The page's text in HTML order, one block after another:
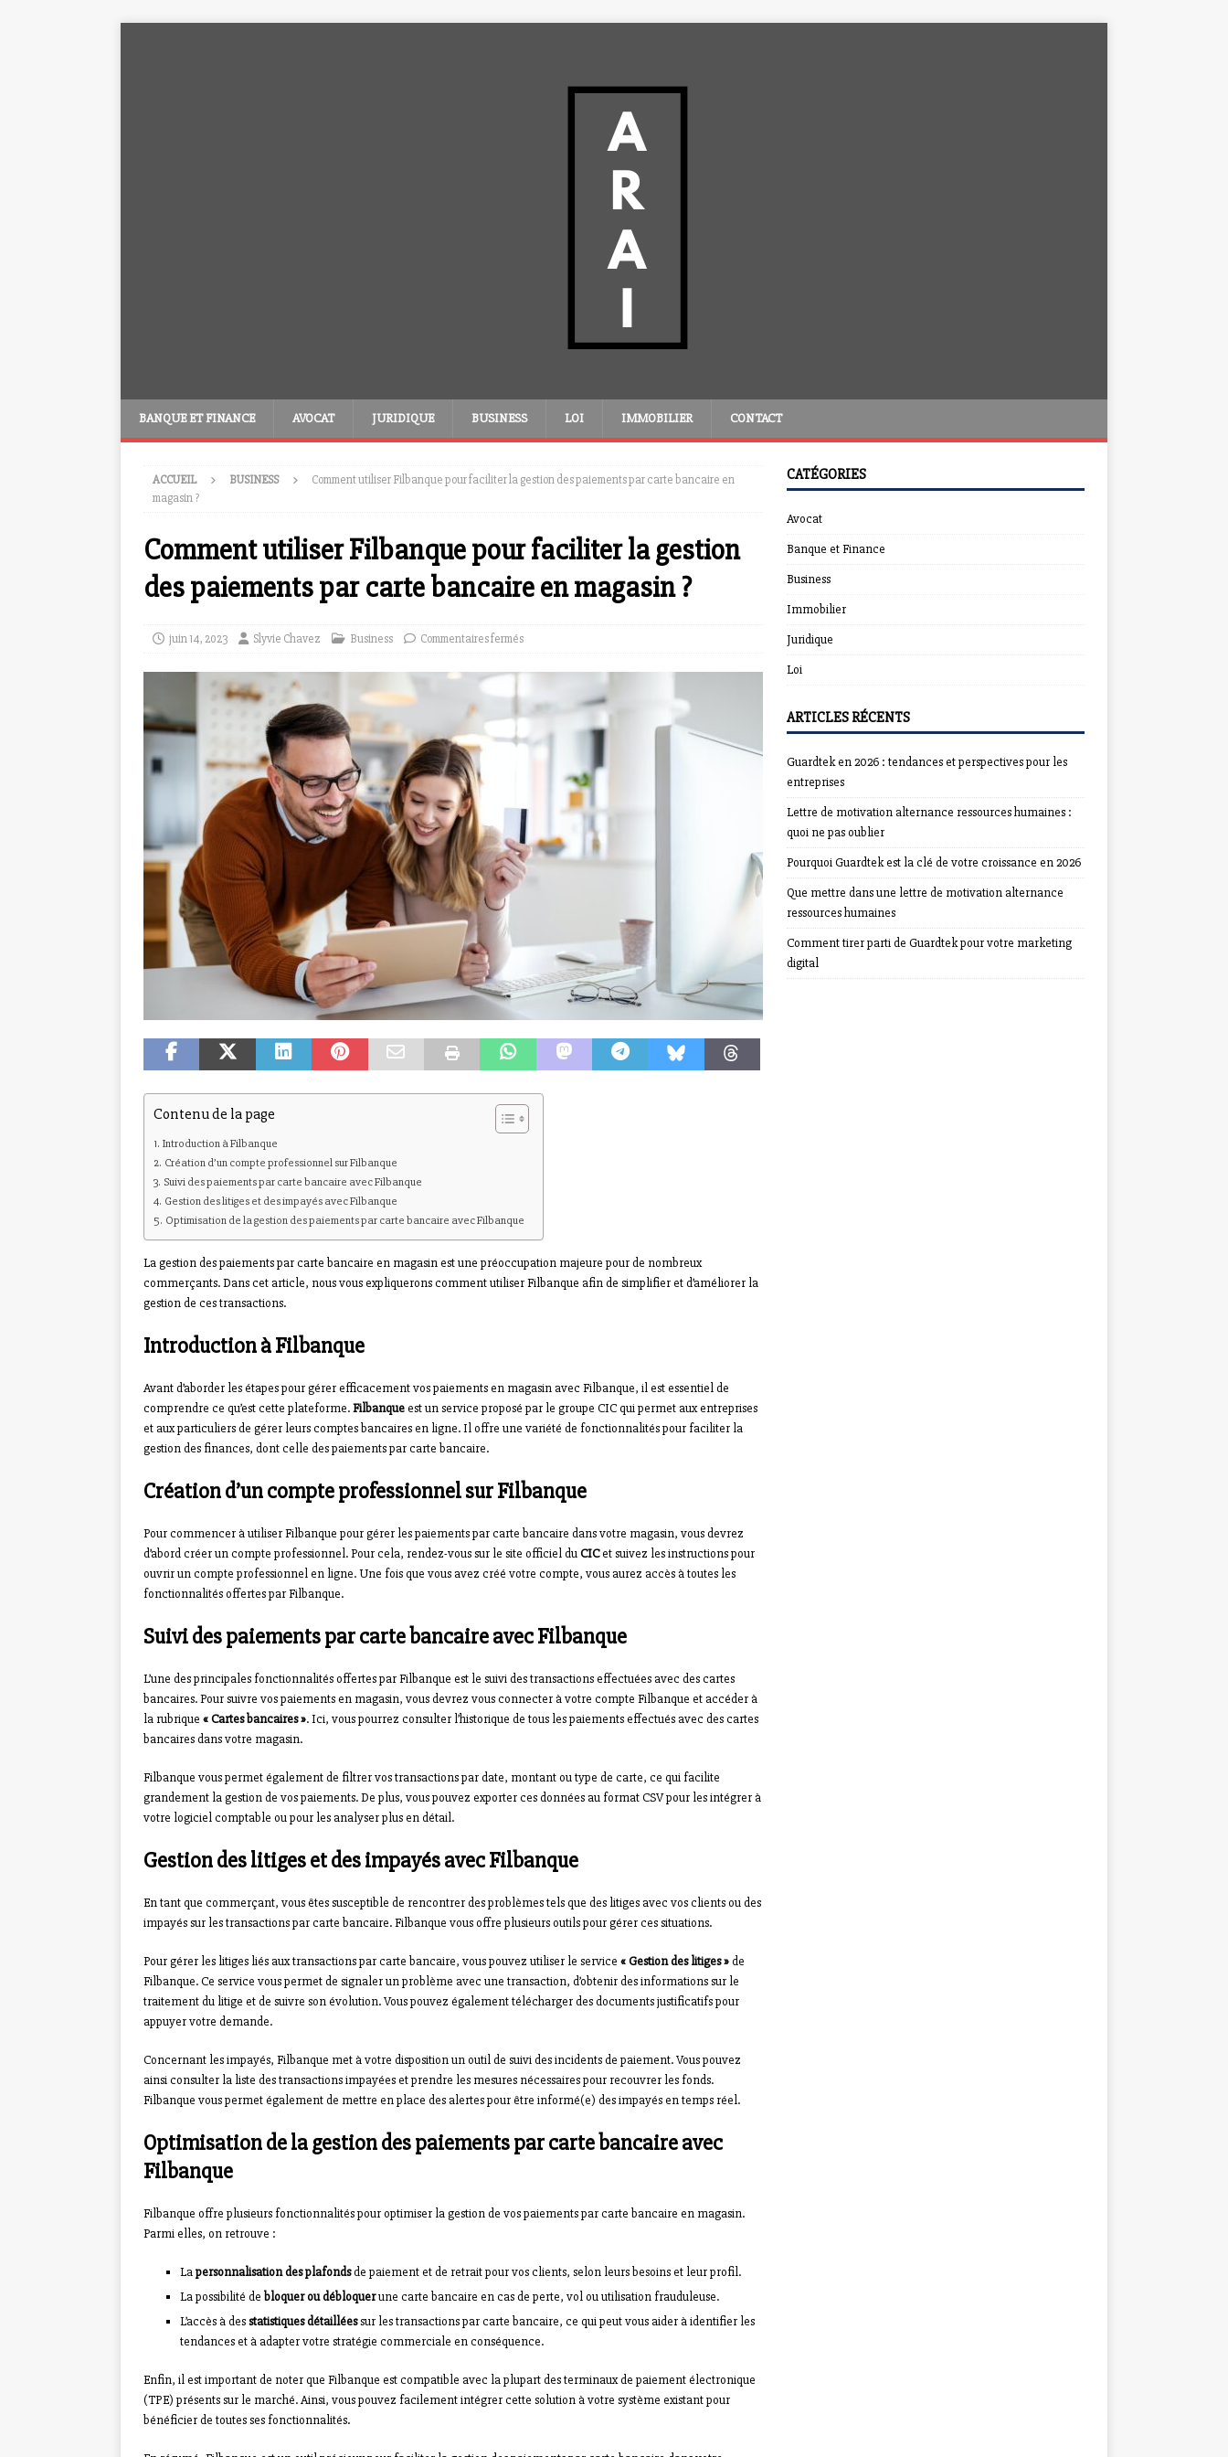
BANQUE ET FINANCE AVOCAT JURIDIQUE BUSINESS LOI IMMOBILIER CONTACT
ACCUEIL BUSINESS
Comment utiliser Filbanque pour faciliter la gestion des paiements par carte bancaire en
magasin ?
Comment utiliser Filbanque pour faciliter la gestion
des paiements par carte bancaire en magasin ?
juin 14, 2023 Slyvie Chavez Business Commentaires fermés
Contenu de la page
Introduction à Filbanque
Création d’un compte professionnel sur Filbanque
Suivi des paiements par carte bancaire avec Filbanque
Gestion des litiges et des impayés avec Filbanque
Optimisation de la gestion des paiements par carte bancaire avec Filbanque
La gestion des paiements par carte bancaire en magasin est une préoccupation majeure pour de nombreux
commerçants. Dans cet article, nous vous expliquerons comment utiliser Filbanque afin de simplifier et d’améliorer la
gestion de ces transactions.
Introduction à Filbanque
Avant d’aborder les étapes pour gérer efficacement vos paiements en magasin avec Filbanque, il est essentiel de
comprendre ce qu’est cette plateforme.Filbanqueest un service proposé par le groupe CIC qui permet aux entreprises
et aux particuliers de gérer leurs comptes bancaires en ligne. Il offre une variété de fonctionnalités pour faciliter la
gestion des finances, dont celle des paiements par carte bancaire.
Création d’un compte professionnel sur Filbanque
Pour commencer à utiliser Filbanque pour gérer les paiements par carte bancaire dans votre magasin, vous devrez
d’abord créer un compte professionnel. Pour cela, rendez-vous sur le site officiel duCICet suivez les instructions pour
ouvrir un compte professionnel en ligne. Une fois que vous avez créé votre compte, vous aurez accès à toutes les
fonctionnalités offertes par Filbanque.
Suivi des paiements par carte bancaire avec Filbanque
L’une des principales fonctionnalités offertes par Filbanque est le suivi des transactions effectuées avec des cartes
bancaires. Pour suivre vos paiements en magasin, vous devrez vous connecter à votre compte Filbanque et accéder à
la rubrique « Cartes bancaires ». Ici, vous pourrez consulter l’historique de tous les paiements effectués avec des cartes
bancaires dans votre magasin.
Filbanque vous permet également de filtrer vos transactions par date, montant ou type de carte, ce qui facilite
grandement la gestion de vos paiements. De plus, vous pouvez exporter ces données au format CSV pour les intégrer à
votre logiciel comptable ou pour les analyser plus en détail.
Gestion des litiges et des impayés avec Filbanque
En tant que commerçant, vous êtes susceptible de rencontrer des problèmes tels que des litiges avec vos clients ou des
impayés sur les transactions par carte bancaire. Filbanque vous offre plusieurs outils pour gérer ces situations.
Pour gérer les litiges liés aux transactions par carte bancaire, vous pouvez utiliser le service « Gestion des litiges »de
Filbanque. Ce service vous permet de signaler un problème avec une transaction, d’obtenir des informations sur le
traitement du litige et de suivre son évolution. Vous pouvez également télécharger des documents justificatifs pour
appuyer votre demande.
Concernant les impayés, Filbanque met à votre disposition un outil de suivi des incidents de paiement. Vous pouvez
ainsi consulter la liste des transactions impayées et prendre les mesures nécessaires pour recouvrer les fonds.
Filbanque vous permet également de mettre en place des alertes pour être informé(e) des impayés en temps réel.
Optimisation de la gestion des paiements par carte bancaire avec
Filbanque
Filbanque offre plusieurs fonctionnalités pour optimiser la gestion de vos paiements par carte bancaire en magasin.
Parmi elles, on retrouve :
Lapersonnalisation des plafondsde paiement et de retrait pour vos clients, selon leurs besoins et leur profil.
La possibilité de bloquer ou débloquerune carte bancaire en cas de perte, vol ou utilisation frauduleuse.
L’accès à desstatistiques détailléessur les transactions par carte bancaire, ce qui peut vous aider à identifier les
tendances et à adapter votre stratégie commerciale en conséquence.
Enfin, il est important de noter que Filbanque est compatible avec la plupart des terminaux de paiement électronique
(TPE) présents sur le marché. Ainsi, vous pouvez facilement intégrer cette solution à votre système existant pour
bénéficier de toutes ses fonctionnalités.
CATÉGORIES
Avocat
Banque et Finance
Business
Immobilier
Juridique
Loi
ARTICLES RÉCENTS
Guardtek en 2026 : tendances et perspectives pour les
entreprises
Lettre de motivation alternance ressources humaines :
quoi ne pas oublier
Pourquoi Guardtek est la clé de votre croissance en 2026
Que mettre dans une lettre de motivation alternance
ressources humaines
Comment tirer parti de Guardtek pour votre marketing
digital